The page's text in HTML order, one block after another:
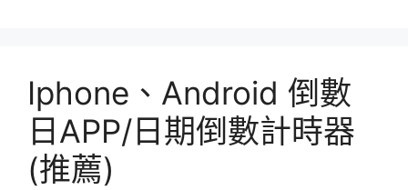
Iphone、Android 倒數
日APP/日期倒數計時器
(推薦)